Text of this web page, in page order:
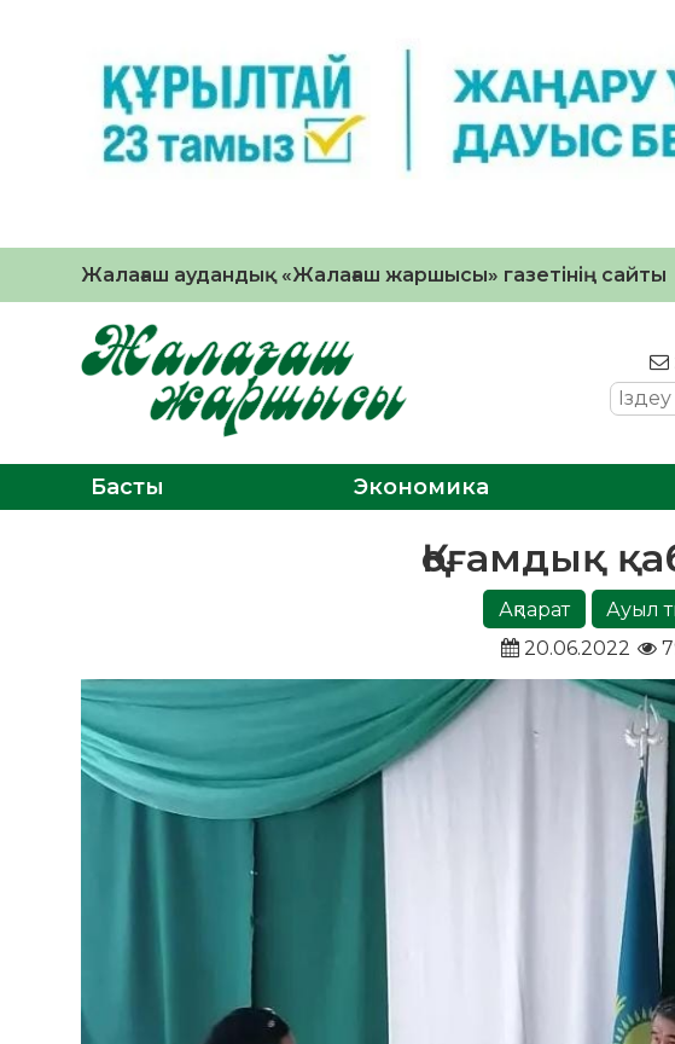
Жалағаш аудандық «Жалағаш жаршысы» газетінің сайты
Басты Экономика
Қоғамдық
Ақпарат
Ауыл
20.06.2022